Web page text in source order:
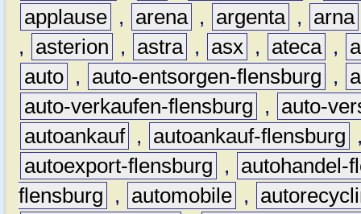
applause , arena , argenta , arna
,
asterion , astra , asx , ateca ,
auto , auto-entsorgen-flensburg ,
auto-verkaufen-flensburg
,
auto-
autoankauf , autoankauf-flensburg
autoexport-flensburg
,
autohandel-
flensburg
, automobile ,